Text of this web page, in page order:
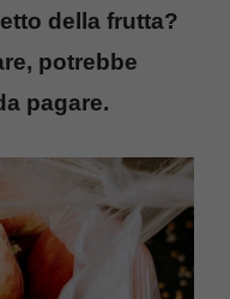
della frutta?
potrebbe
pagare.